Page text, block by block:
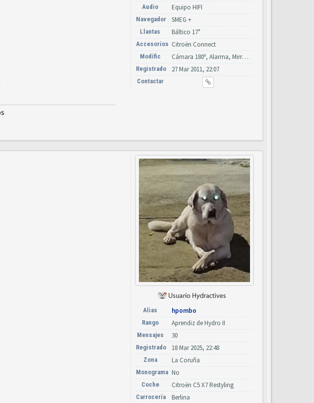
Audio Equipo HIFI
Navegador SMEG +
Llantas Báltico 17"
Accesorios Citroën Connect
Modific Cámara 180º, Alarma, Mirror Screen, Bi-Xenón + LED
Registrado 27 Mar 2011, 22:07
Contactar
Alias hpombo
Rango Aprendiz de Hydro II
Mensajes 30
Registrado 18 Mar 2025, 22:48
Zona La Coruña
Monograma No
Coche Citroën C5 X7 Restyling
Carrocería Berlina